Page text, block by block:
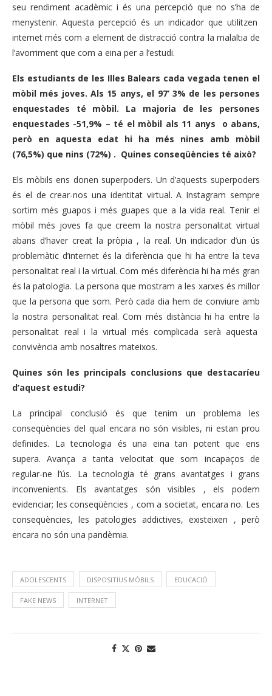
seu rendiment acadèmic i és una percepció que no s’ha de
menystenir. Aquesta percepció és un indicador que utilitzen
internet més com a element de distracció contra la malaltia de
l’avorriment que com a eina per a l’estudi.
Els estudiants de les Illes Balears cada vegada tenen el
mòbil més joves. Als 15 anys, el 97’ 3% de les persones
enquestades té mòbil. La majoria de les persones
enquestades -51,9% – té el mòbil als 11 anys o abans,
però en aquesta edat hi ha més nines amb mòbil
(76,5%) que nins (72%) . Quines conseqüències té això?
Els mòbils ens donen superpoders. Un d’aquests superpoders
és el de crear-nos una identitat virtual. A Instagram sempre
sortim més guapos i més guapes que a la vida real. Tenir el
mòbil més joves fa que creem la nostra personalitat virtual
abans d’haver creat la pròpia , la real. Un indicador d’un ús
problemàtic d’internet és la diferència que hi ha entre la teva
personalitat real i la virtual. Com més diferència hi ha més gran
és la patologia. La persona que mostram a les xarxes és millor
que la persona que som. Però cada dia hem de conviure amb
la nostra personalitat real. Com més distància hi ha entre la
personalitat real i la virtual més complicada serà aquesta
convivència amb nosaltres mateixos.
Quines són les principals conclusions que destacaríeu
d’aquest estudi?
La principal conclusió és que tenim un problema les
conseqüències del qual encara no són visibles, ni estan prou
definides. La tecnologia és una eina tan potent que ens
supera. Avança a tanta velocitat que som incapaços de
regular-ne l’ús. La tecnologia té grans avantatges i grans
inconvenients. Els avantatges són visibles , els podem
evidenciar; les conseqüències , com a societat, encara no. Les
conseqüències, les patologies addictives, existeixen , però
encara no són una pandèmia.
ADOLESCENTS DISPOSITIUS MÒBILS EDUCACIÓ
FAKE NEWS INTERNET